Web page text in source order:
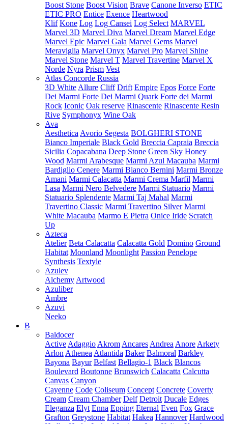
Boost Stone Boost Vision Brave Canone Inverso ETIC
ETIC PRO Entice Exence Heartwood
Klif Kone Log Log Cansei Log Select MARVEL
Marvel 3D Marvel Diva Marvel Dream Marvel Edge
Marvel Epic Marvel Gala Marvel Gems Marvel
Meraviglia Marvel Onyx Marvel Pro Marvel Shine
Marvel Stone Marvel T Marvel Travertine Marvel X
Norde Nyra Prism Vest
Atlas Concorde Russia
3D White Allure Cliff Drift Empire Epos Force Forte
Dei Marmi Forte Dei Marmi Quark Forte dei Marmi
Rock Iconic Oak reserve Rinascente Rinascente Resin
Rive Symphonyx Wine Oak
Ava
Aesthetica Avorio Segesta BOLGHERI STONE
Bianco Imperiale Black Gold Breccia Capraia Breccia
Sicilia Copacabana Deep Stone Green Sky Honey
Wood Marmi Arabesque Marmi Azul Macauba Marmi
Bardiglio Cenere Marmi Bianco Bernini Marmi Bronze
Amani Marmi Calacatta Marmi Crema Marfil Marmi
Lasa Marmi Nero Belvedere Marmi Statuario Marmi
Statuario Splendente Marmi Taj Mahal Marmi
Travertino Classic Marmi Travertino Silver Marmi
White Macauba Marmo E Pietra Onice Iride Scratch
Up
Azteca
Atelier Beta Calacatta Calacatta Gold Domino Ground
Habitat Moonland Moonlight Passion Penelope
Synthesis Textyle
Azulev
Alchemy Artwood
Azuliber
Ambre
Azuvi
Neeko
B
Baldocer
Active Adaggio Akrom Ancares Andrea Anore Arkety
Arlon Athenea Atlantida Baker Balmoral Barkley
Bayona Bayur Belfast Bellagio-1 Black Blancos
Boulevard Boutonne Brunswich Calacatta Calcutta
Canvas Canyon
Cayenne Code Coliseum Concept Concrete Coverty
Cream Cream Chamber Delf Detroit Ducale Edges
Eleganza Elyt Enna Epping Eternal Even Fox Grace
Grafton Greystone Habitat Hakea Hannover Hardwood